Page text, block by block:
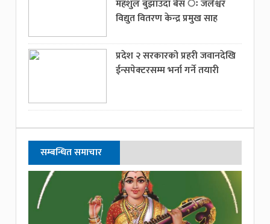
महशुल बुझाउदा बेस ः जलेश्वर
विद्युत वितरण केन्द्र प्रमुख साह
प्रदेश २ सरकारको प्रहरी जवानदेखि
ईन्सपेक्टरसम्म भर्ना गर्ने तयारी
सम्बन्धित समाचार